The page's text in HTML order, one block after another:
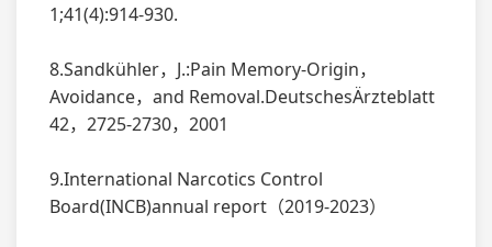
1;41(4):914-930.
8.Sandkühler，J.:Pain Memory-Origin，
Avoidance，and Removal.DeutschesÄrzteblatt
42，2725-2730，2001
9.International Narcotics Control
Board(INCB)annual report（2019-2023）